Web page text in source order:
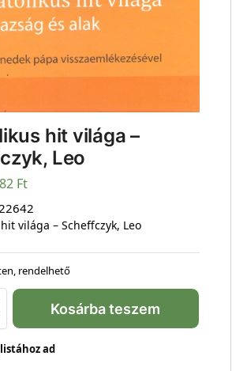
hit világa –
Leo
Ft
22642
világa – Scheffczyk, Leo
rendelhető
Kosárba teszem
ad